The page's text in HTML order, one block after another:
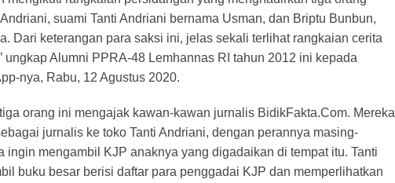
suami Tanti Andriani bernama Usman, dan Briptu Bunbun,
Dari keterangan para saksi ini, jelas sekali terlihat rangkaian cerita
ungkap Alumni PPRA-48 Lemhannas RI tahun 2012 ini kepada
nya, Rabu, 12 Agustus 2020.
orang ini mengajak kawan-kawan jurnalis BidikFakta.Com. Mereka
jurnalis ke toko Tanti Andriani, dengan perannya masing-
ingin mengambil KJP anaknya yang digadaikan di tempat itu. Tanti
buku besar berisi daftar para penggadai KJP dan memperlihatkan